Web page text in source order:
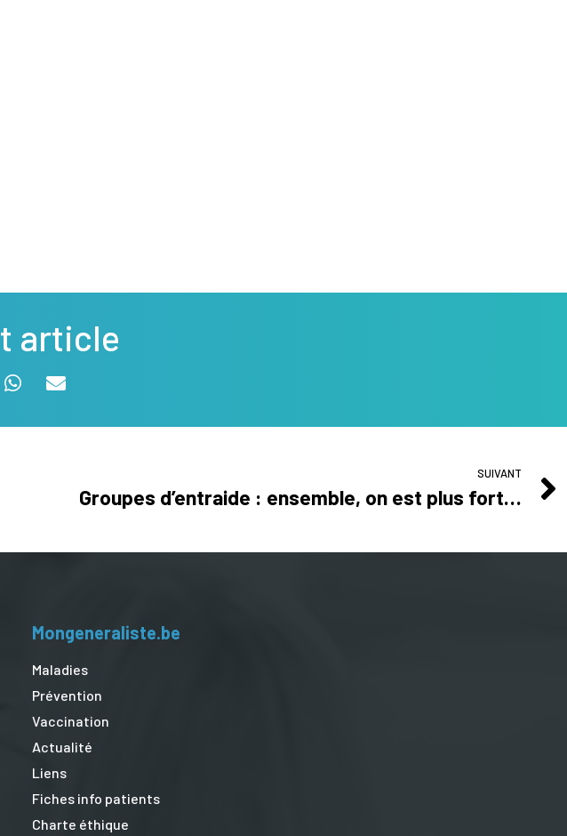
article
SUIVANT
Groupes d’entraide : ensemble, on est plus fort…
Mongeneraliste.be
Maladies
Prévention
Vaccination
Actualité
Liens
Fiches info patients
Charte éthique